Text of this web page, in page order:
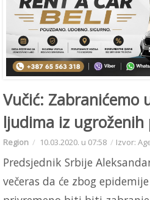
Vučić: Zabranićemo
ljudima iz ugroženih
Region 10.03.2020. u 07:58 Izvor:
Predsjednik Srbije
večeras da će zbog